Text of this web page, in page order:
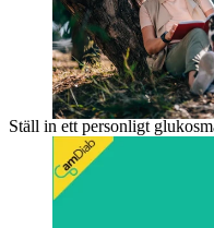
Ställ in ett personligt